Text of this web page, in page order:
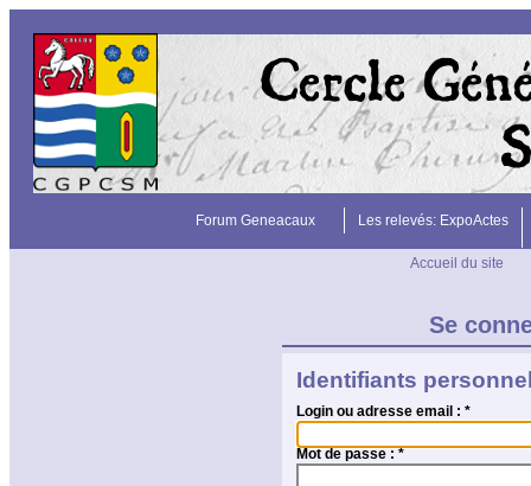
Forum Geneacaux Les relevés: ExpoActes
Accueil du site
Se
Identifiants
Login ou adresse email : *
Mot de passe :*